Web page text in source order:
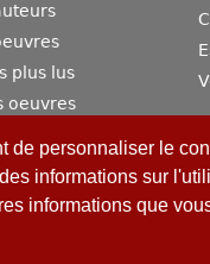
personnaliser le
informations sur
informations que
plus lus
oeuvres